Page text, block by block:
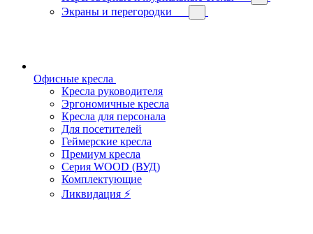
Экраны и перегородки
Офисные кресла
Кресла руководителя
Эргономичные кресла
Кресла для персонала
Для посетителей
Геймерские кресла
Премиум кресла
Серия WOOD (ВУД)
Комплектующие
Ликвидация ⚡